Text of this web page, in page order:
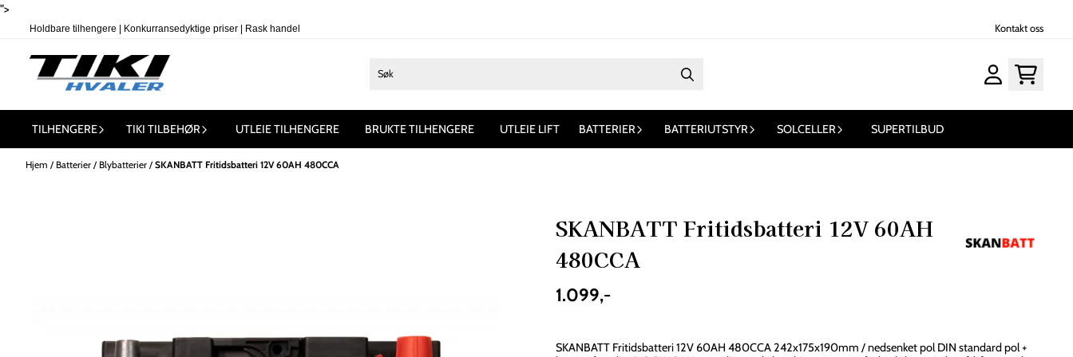
">
Hopp til innhold
Holdbare tilhengere | Konkurransedyktige priser | Rask handel Kontakt oss
TILHENGERE TIKI TILBEHØR UTLEIE TILHENGERE BRUKTE TILHENGERE UTLEIE LIFT BATTERIER BATTERIUTSTYR SOLCELLER SUPERTILBUD
Hjem / Batterier / Blybatterier / SKANBATT Fritidsbatteri 12V 60AH 480CCA
SKANBATT Fritidsbatteri 12V 60AH
480CCA
1.099,-
SKANBATT Fritidsbatteri 12V 60AH 480CCA 242x175x190mm / nedsenket pol DIN standard pol +